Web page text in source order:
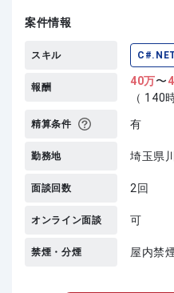
案件情報
スキル
報酬 40万〜
（ 140
精算条件 有
勤務地 埼玉県
面談回数 2回
オンライン面談 可
禁煙・分煙 屋内禁